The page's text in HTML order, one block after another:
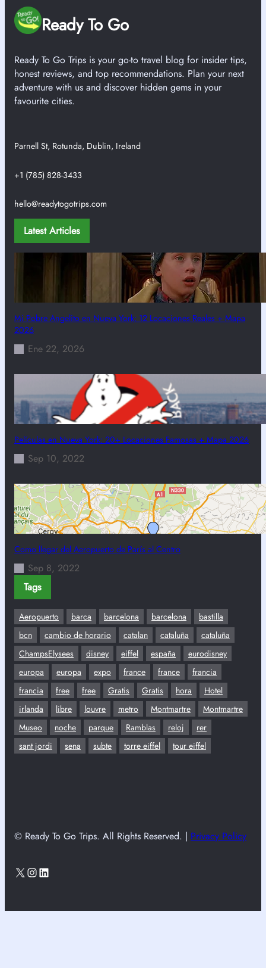
Ready To Go
Ready To Go Trips is your go-to travel blog for insider tips,
honest reviews, and top recommendations. Plan your next
adventure with us and discover hidden gems in your
favourite cities.
Parnell St, Rotunda, Dublin, Ireland
+1 (785) 828-3433
hello@readytogotrips.com
Latest Articles
Mi Pobre Angelito en Nueva York: 12 Locaciones Reales + Mapa
2026
Ene 22, 2026
Películas en Nueva York: 20+ Locaciones Famosas + Mapa 2026
Sep 10, 2022
Como llegar del Aeropuerto de París al Centro
Sep 8, 2022
Tags
Aeropuerto barca barcelona barcelona
bastilla
bcn
cambio de horario catalan cataluña
cataluña
ChampsElysees
disney eiffel españa
eurodisney
europa
europa expo france france
francia
francia
free free Gratis Gratis hora
Hotel
irlanda
libre louvre metro Montmartre
Montmartre
Museo
noche parque Ramblas reloj
rer
sant jordi
sena subte torre eiffel tour eiffel
© Ready To Go Trips. All Rights Reserved. | Privacy Policy
X Instagram
LinkedIn